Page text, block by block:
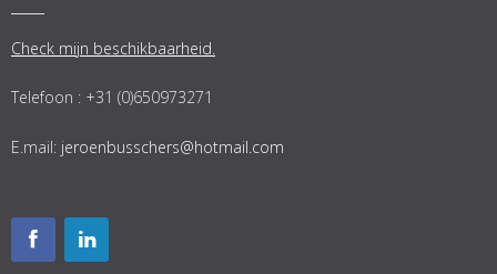
Check mijn beschikbaarheid.
Telefoon : +31 (0)650973271
E.mail: jeroenbusschers@hotmail.com